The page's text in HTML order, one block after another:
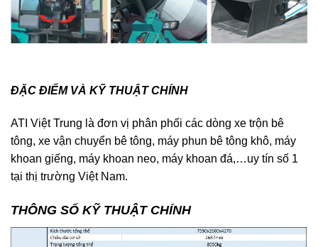
ĐẶC ĐIỂM VÀ KỸ THUẬT CHÍNH
ATI Việt Trung là đơn vị phân phối các dòng xe trộn bê
tông, xe vận chuyển bê tông, máy phun bê tông khô, máy
khoan giếng, máy khoan neo, máy khoan đá,…uy tín số 1
tại thị trường Việt Nam.
THÔNG SỐ KỸ THUẬT CHÍNH